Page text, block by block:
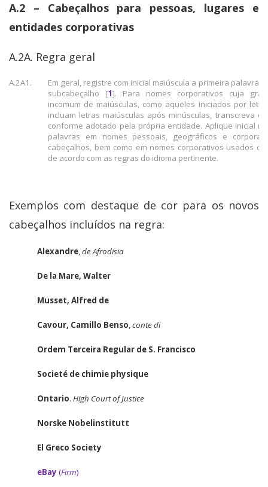
A.2 – Cabeçalhos para pessoas, lugares e
entidades corporativas
A.2A. Regra geral
A.2A1.
Em geral, registre com inicial maiúscula a primeira palavra
subcabeçalho [1]. Para nomes corporativos cuja
incomum de maiúsculas, como aqueles iniciados por
incluam letras maiúsculas após minúsculas, transcreva o
conforme adotado pela própria entidade. Aplique inicial
palavras em nomes pessoais, geográficos e
cabeçalhos, bem como em nomes corporativos usados
de acordo com as regras do idioma pertinente.
Exemplos com destaque de cor para os novos
cabeçalhos incluídos na regra:
Alexandre,de Afrodisia
De la Mare, Walter
Musset, Alfred de
Cavour, Camillo Benso,conte di
Ordem Terceira Regular de S. Francisco
Societé de chimie physique
Ontario.High Court of Justice
Norske Nobelinstitutt
El Greco Society
eBay (Firm)